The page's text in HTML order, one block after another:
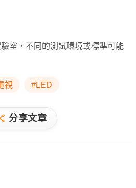
室，不同的測試環境或標準可能
視 #LED
分享文章